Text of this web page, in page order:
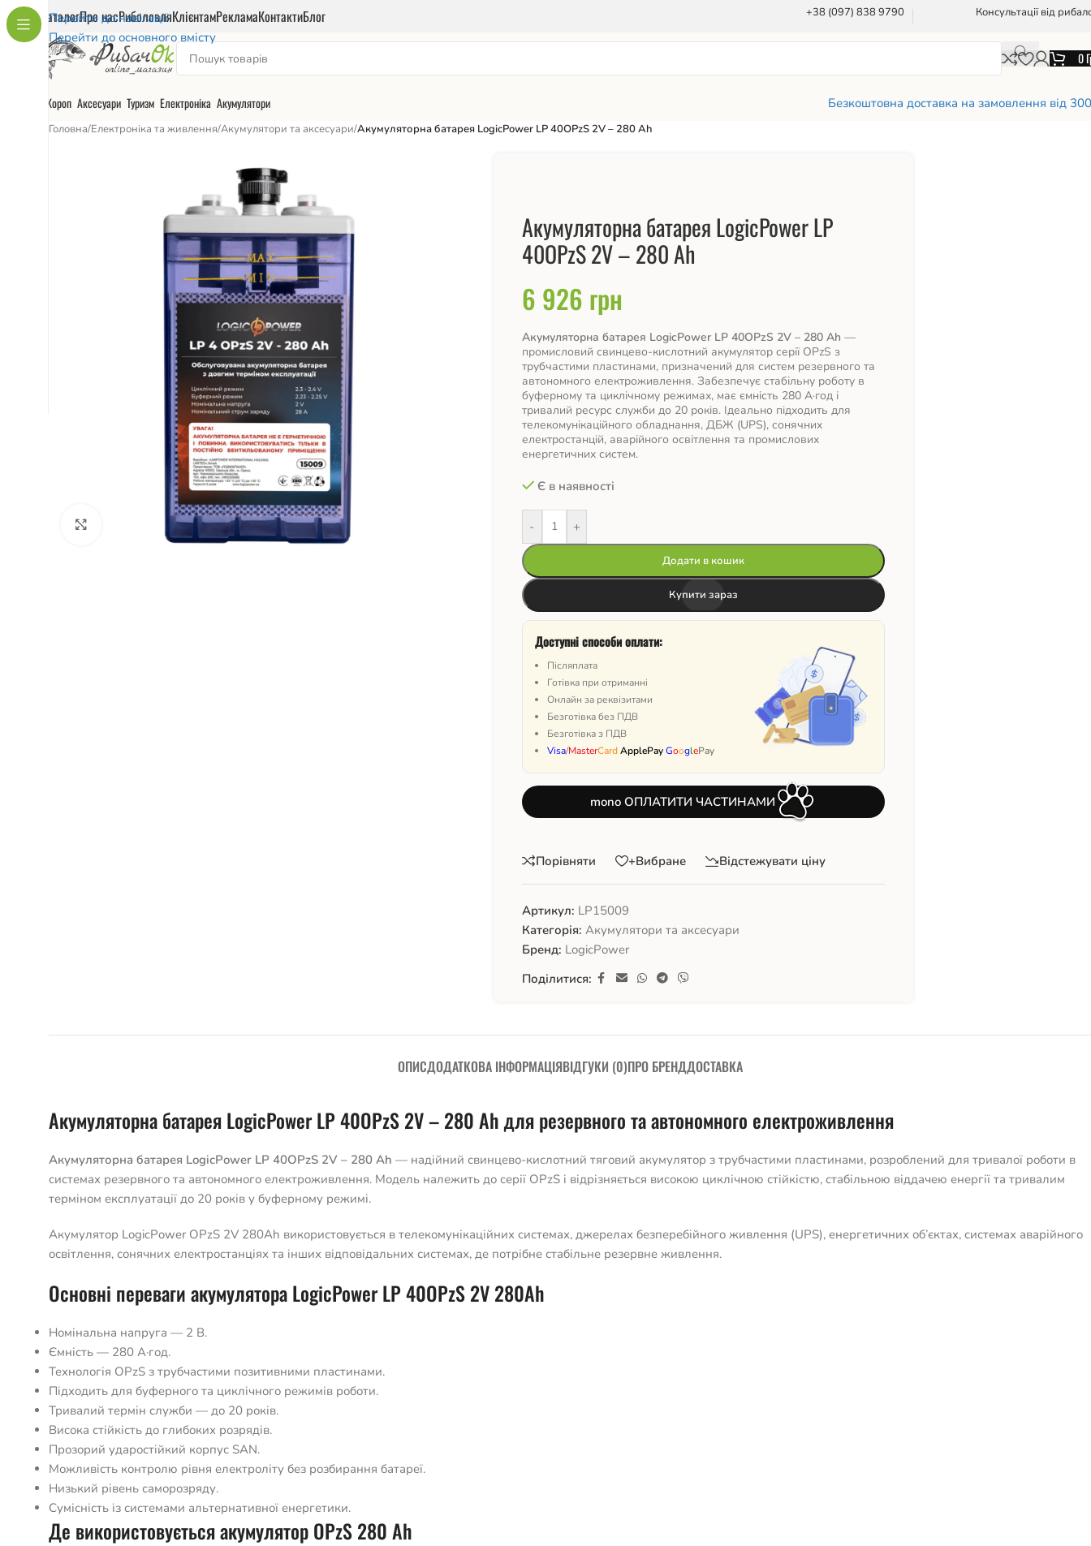
Перейти до навігації
Перейти до основного вмісту
КаталогПро насРиболовляКлієнтамРекламаКонтактиБлог +38 (097) 838 9790 Консультації від
0
Короп Аксесуари Туризм Електроніка Акумулятори Безкоштовна доставка на замовлення від
Головна/Електроніка та живлення/Акумулятори та аксесуари/Акумуляторна батарея LogicPower LP 40OPzS 2V – 280 Ah
Натисніть, щоб збільшити
Акумуляторна батарея LogicPower LP
40OPzS 2V – 280 Ah
6 926 грн
Акумуляторна батарея LogicPower LP 40OPzS 2V – 280 Ah —
промисловий свинцево-кислотний акумулятор серії OPzS з
трубчастими пластинами, призначений для систем резервного та
автономного електроживлення. Забезпечує стабільну роботу в
буферному та циклічному режимах, має ємність 280 А·год і
тривалий ресурс служби до 20 років. Ідеально підходить для
телекомунікаційного обладнання, ДБЖ (UPS), сонячних
електростанцій, аварійного освітлення та промислових
енергетичних систем.
Є в наявності
- +
Додати в кошик
Купити зараз
Доступні способи оплати:
Післяплата
Готівка при отриманні
Онлайн за реквізитами
Безготівка без ПДВ
Безготівка з ПДВ
Visa/MasterCard ApplePay GooglePay
mono ОПЛАТИТИ ЧАСТИНАМИ
Порівняти +Вибране Відстежувати ціну
Артикул: LP15009
Категорія: Акумулятори та аксесуари
Бренд: LogicPower
Поділитися:
ОПИСДОДАТКОВА ІНФОРМАЦІЯВІДГУКИ (0)ПРО БРЕНДДОСТАВКА
Акумуляторна батарея LogicPower LP 40OPzS 2V – 280 Ah для резервного та автономного електроживлення
Акумуляторна батарея LogicPower LP 40OPzS 2V – 280 Ah — надійний свинцево-кислотний тяговий акумулятор з трубчастими пластинами, розроблений для тривалої роботи в
системах резервного та автономного електроживлення. Модель належить до серії OPzS і відрізняється високою циклічною стійкістю, стабільною віддачею енергії та тривалим
терміном експлуатації до 20 років у буферному режимі.
Акумулятор LogicPower OPzS 2V 280Ah використовується в телекомунікаційних системах, джерелах безперебійного живлення (UPS), енергетичних об’єктах, системах аварійного
освітлення, сонячних електростанціях та інших відповідальних системах, де потрібне стабільне резервне живлення.
Основні переваги акумулятора LogicPower LP 40OPzS 2V 280Ah
Номінальна напруга — 2 В.
Ємність — 280 А·год.
Технологія OPzS з трубчастими позитивними пластинами.
Підходить для буферного та циклічного режимів роботи.
Тривалий термін служби — до 20 років.
Висока стійкість до глибоких розрядів.
Прозорий ударостійкий корпус SAN.
Можливість контролю рівня електроліту без розбирання батареї.
Низький рівень саморозряду.
Сумісність із системами альтернативної енергетики.
Де використовується акумулятор OPzS 280 Ah